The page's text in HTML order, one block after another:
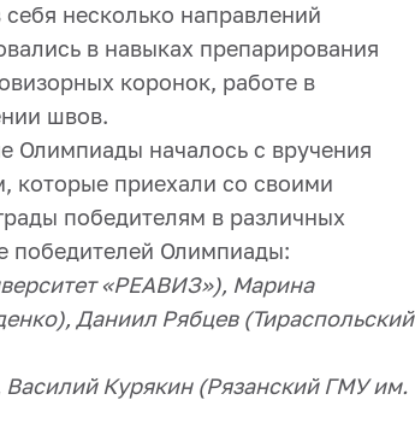
несколько направлений
в навыках препарирования
коронок, работе в
швов.
Олимпиады началось с вручения
которые приехали со своими
победителям в различных
победителей Олимпиады:
«РЕАВИЗ»), Марина
Даниил Рябцев (Тираспольский
Курякин (Рязанский ГМУ им.